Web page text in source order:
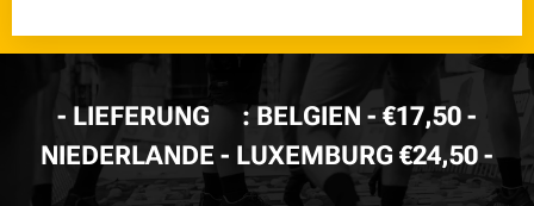
- LIEFERUNG🚚 : BELGIEN - €17,50 -
NIEDERLANDE - LUXEMBURG €24,50 -